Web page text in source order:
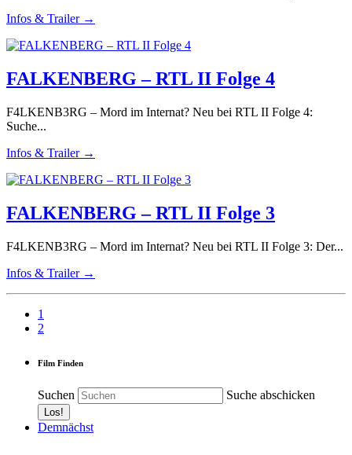
Infos & Trailer →
FALKENBERG – RTL II Folge 4
F4LKENB3RG – Mord im Internat? Neu bei RTL II Folge 4:
Suche...
Infos & Trailer →
FALKENBERG – RTL II Folge 3
F4LKENB3RG – Mord im Internat? Neu bei RTL II Folge 3: Der...
Infos & Trailer →
1
2
Film Finden
Suchen Suche abschicken
Demnächst